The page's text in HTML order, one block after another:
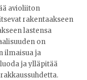
avioliiton
rakentaakseen
lastensa
on
ilmaisua ja
ja ylläpitää